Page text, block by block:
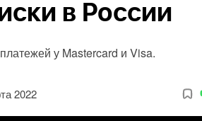
в России
у Mastercard и Visa.
2022